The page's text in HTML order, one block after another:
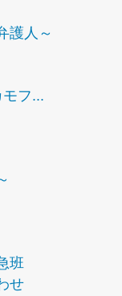
護人～
フ...
班
せ